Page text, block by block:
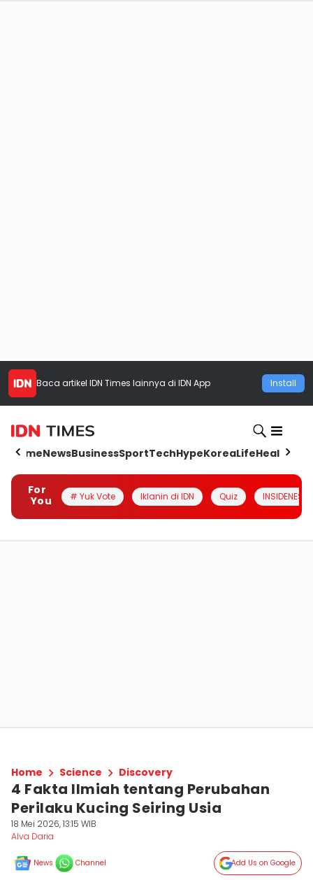
Baca artikel IDN Times lainnya di IDN App Install
HomeNewsBusinessSportTechHypeKoreaLifeHealth
For
You
# Yuk Vote Iklanin di IDN Quiz INSIDENESIA
Home Science Discovery
4 Fakta Ilmiah tentang Perubahan
Perilaku Kucing Seiring Usia
18 Mei 2026, 13:15 WIB
Alva Daria
News Channel Add Us on Google